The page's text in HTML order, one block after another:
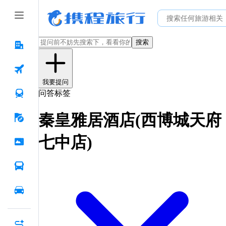
搜索
我要提问
问答标签
秦皇雅居酒店(西博城天府
七中店)